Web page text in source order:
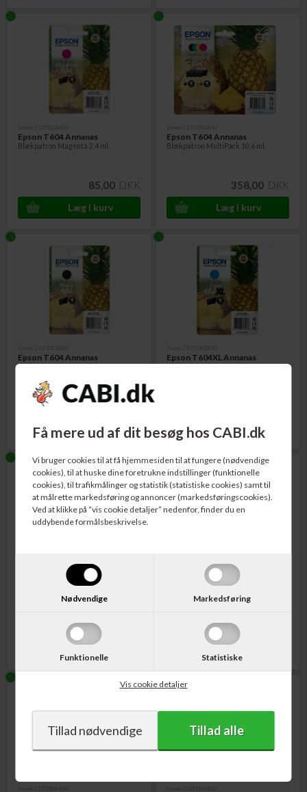
Få mere ud af dit besøg hos CABI.dk
Vi bruger cookies til at få hjemmesiden til at fungere (nødvendige
cookies), til at huske dine foretrukne indstillinger (funktionelle
cookies), til trafikmålinger og statistik (statistiske cookies) samt til
at målrette markedsføring og annoncer (markedsføringscookies).
Ved at klikke på ”vis cookie detaljer” nedenfor, finder du en
uddybende formålsbeskrivelse.
Nødvendige Markedsføring
Funktionelle Statistiske
Vis cookie detaljer
Epson T604 Annanas
Blækpatron Magenta 2,4 ml.
85,00 DKK
Epson T604 Annanas
Blækpatron MultiPack 10,6 ml.
358,00 DKK
Epson T604 Annanas
Blækpatron Sort 3,4 ml.
136,00 DKK
Epson T604XL Annanas
Blækpatron Cyan 4,0 ml.
Varenr. C13T10H44010
Epson T604XL Annanas
Blækpatron Gul 4,0 ml.
159,00
Varenr. C13T10H34010
Epson T604XL Annanas
Blækpatron Magenta 4,0 ml.
159,00